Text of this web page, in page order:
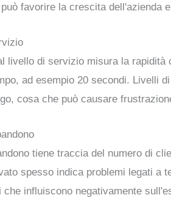
favorire la crescita dell'azienda
livello di servizio misura la rapidità
ad esempio 20 secondi. Livelli
cosa che può causare
tiene traccia del numero di
spesso indica problemi legati a
che influiscono negativamente